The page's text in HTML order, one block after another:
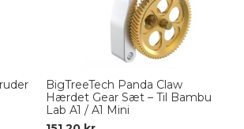
BigTreeTech Panda Claw
Hærdet Gear Sæt – Til Bambu
Lab A1 / A1 Mini